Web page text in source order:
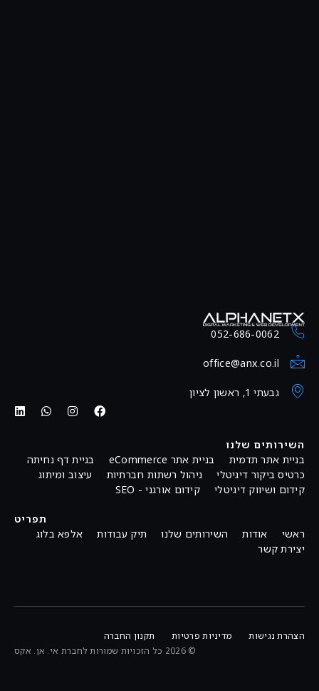
052-686-0062
office@anx.co.il
גבעתי 1, ראשון לציון
השירותים שלנו
בניית אתר תדמית
בניית אתר eCommerce
בניית דף נחיתה
כרטיס ביקור דיגיטלי
ניהול רשתות חברתיות
עיצוב ומיתוג
קידום ושיווק דיגיטלי
קידום אורגני - SEO
תפריט
ראשי
אודות השירותים שלנו תיק עבודות
אלפא בלוג
יצירת קשר
הצהרת נגישות מדיניות פרטיות
תקנון החברה
© 2026 כל הזכויות שמורות לחברת אי. אן. אקס